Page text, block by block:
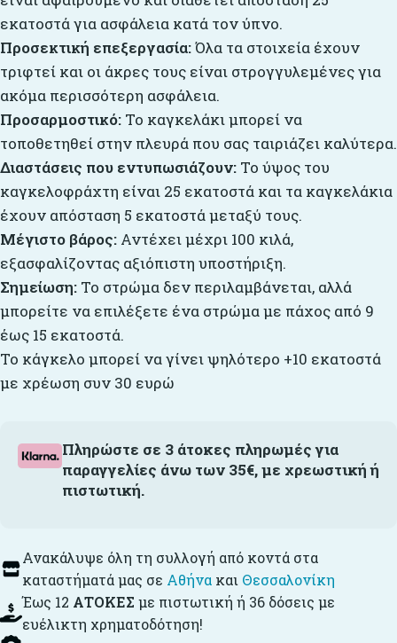
εκατοστά για ασφάλεια κατά τον ύπνο.
Προσεκτική επεξεργασία:Όλα τα στοιχεία έχουν
τριφτεί και οι άκρες τους είναι στρογγυλεμένες για
ακόμα περισσότερη ασφάλεια.
Προσαρμοστικό: Το καγκελάκι μπορεί να
τοποθετηθεί στην πλευρά που σας ταιριάζει καλύτερα.
Διαστάσεις που εντυπωσιάζουν: Το ύψος του
καγκελοφράχτη είναι 25 εκατοστά και τα καγκελάκια
έχουν απόσταση 5 εκατοστά μεταξύ τους.
Μέγιστο βάρος: Αντέχει μέχρι 100 κιλά,
εξασφαλίζοντας αξιόπιστη υποστήριξη.
Σημείωση: Το στρώμα δεν περιλαμβάνεται, αλλά
μπορείτε να επιλέξετε ένα στρώμα με πάχος από 9
έως 15 εκατοστά.
Το κάγκελο μπορεί να γίνει ψηλότερο +10 εκατοστά
με χρέωση συν 30 ευρώ
Πληρώστε σε 3 άτοκες πληρωμές για
παραγγελίες άνω των 35€, με χρεωστική ή
πιστωτική.
Ανακάλυψε όλη τη συλλογή από κοντά στα
καταστήματά μας σε Αθήνα και Θεσσαλονίκη
Έως 12 ΑΤΟΚΕΣ με πιστωτική ή 36 δόσεις με
ευέλικτη χρηματοδότηση!